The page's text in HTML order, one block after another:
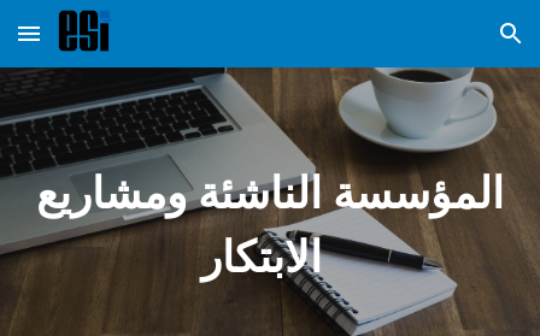
Skip to main content Skip to navigation
المؤسسة الناشئة ومشاريع
الابتكار